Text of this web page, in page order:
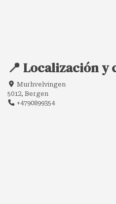
📍 Localización y
Murhvelvingen
5012, Bergen
+4790899354